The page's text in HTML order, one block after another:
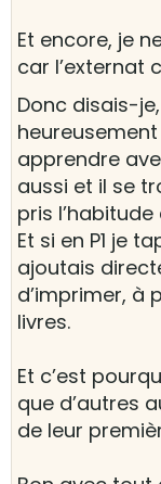
Et encore, je
car l’externat
Donc disais-
apprendre
aussi et il se
pris
Et si en P1 je
ajoutais
d’imprimer, à
livres.
Et c’est
que d’autres
de leur